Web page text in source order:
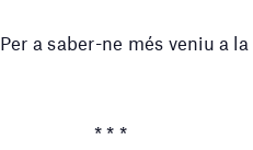
Per a saber-ne més veniu a la
* * *